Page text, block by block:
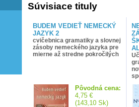
Súvisiace tituly
BUDEM VEDIEŤ NEMECKÝ
JAZYK 2
cvičebnica gramatiky a slovnej
zásoby nemeckého jazyka pre
mierne až stredne pokročilých
Pôvodná cena:
4,75 €
(143,10 Sk)